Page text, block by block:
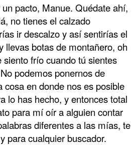
pacto, Manue. Quédate ahí,
no tienes el calzado
ir descalzo y así sentirías el
llevas botas de montañero, oh
frío cuando tú sientes
podemos ponernos de
cosa en donde nos es posible
lo has hecho, y entonces total
para mí oír a alguien contar
diferentes a las mías, te
para cualquier buscador.